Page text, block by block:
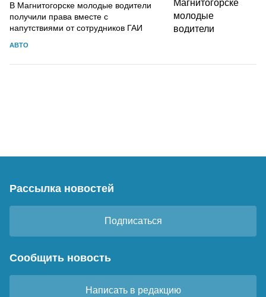
В Магнитогорске молодые водители
получили права вместе с
напутствиями от сотрудников ГАИ
АВТО
Рассылка новостей
Подписаться
Сообщить новость
Написать в редакцию